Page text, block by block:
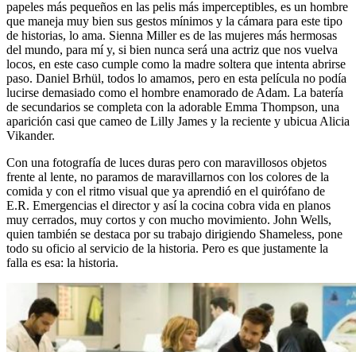
papeles más pequeños en las pelis más imperceptibles, es un hombre
que maneja muy bien sus gestos mínimos y la cámara para este tipo
de historias, lo ama. Sienna Miller es de las mujeres más hermosas
del mundo, para mí y, si bien nunca será una actriz que nos vuelva
locos, en este caso cumple como la madre soltera que intenta abrirse
paso. Daniel Brhül, todos lo amamos, pero en esta película no podía
lucirse demasiado como el hombre enamorado de Adam. La batería
de secundarios se completa con la adorable Emma Thompson, una
aparición casi que cameo de Lilly James y la reciente y ubicua Alicia
Vikander.
Con una fotografía de luces duras pero con maravillosos objetos
frente al lente, no paramos de maravillarnos con los colores de la
comida y con el ritmo visual que ya aprendió en el quirófano de
E.R. Emergencias el director y así la cocina cobra vida en planos
muy cerrados, muy cortos y con mucho movimiento. John Wells,
quien también se destaca por su trabajo dirigiendo Shameless, pone
todo su oficio al servicio de la historia. Pero es que justamente la
falla es esa: la historia.